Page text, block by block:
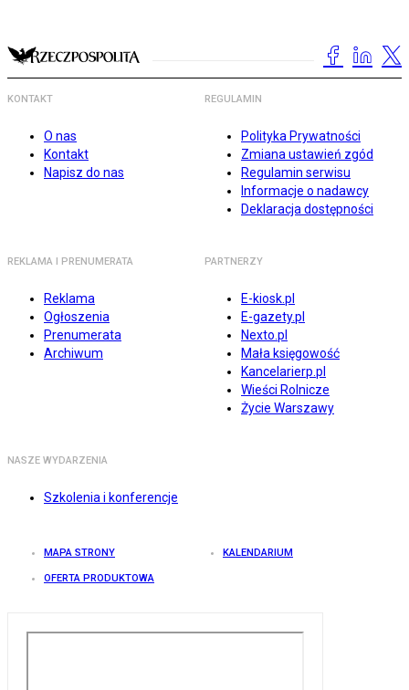
KONTAKT
O nas
Kontakt
Napisz do nas
REGULAMIN
Polityka Prywatności
Zmiana ustawień zgód
Regulamin serwisu
Informacje o nadawcy
Deklaracja dostępności
REKLAMA I PRENUMERATA
Reklama
Ogłoszenia
Prenumerata
Archiwum
PARTNERZY
E-kiosk.pl
E-gazety.pl
Nexto.pl
Mała księgowość
Kancelarierp.pl
Wieści Rolnicze
Życie Warszawy
NASZE WYDARZENIA
Szkolenia i konferencje
MAPA STRONY KALENDARIUM
OFERTA PRODUKTOWA